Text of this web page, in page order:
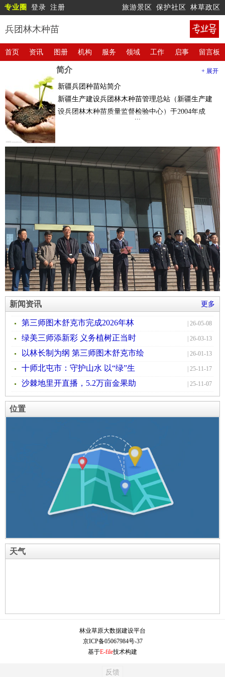
专业圈 登录 注册 旅游景区 保护社区 林草政区
兵团林木种苗
首页 资讯 图册 机构 服务 领域 工作 启事 留言板
简介 + 展开
新疆兵团种苗站简介
新疆生产建设兵团林木种苗管理总站（新疆生产建
设兵团林木种苗质量监督检验中心）于2004年成
治工作总站合并为兵团林业工作管理总站,兵团林木
种苗管理总站为挂牌单位。现有人员3人。主要从
事兵团林木种苗行业管理工作。
新闻资讯 更多
第三师图木舒克市完成2026年林 | 26-05-08
绿美三师添新彩 义务植树正当时 | 26-03-13
以林长制为纲 第三师图木舒克市绘 | 26-01-13
十师北屯市：守护山水 以“绿”生 | 25-11-17
沙棘地里开直播，5.2万亩金果助 | 25-11-07
位置
天气
林业草原大数据建设平台
京ICP备05067984号-37
基于E-file技术构建
反馈